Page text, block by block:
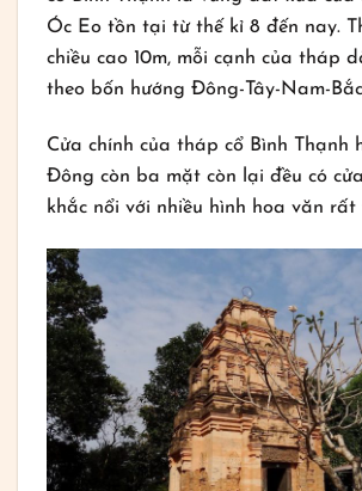
Óc Eo tồn tại từ thế kỉ 8 đến nay.
chiều cao 10m, mỗi cạnh của tháp
theo bốn hướng Đông-Tây-Nam-
Cửa chính của tháp cổ Bình Thạnh
Đông còn ba mặt còn lại đều có
khắc nổi với nhiều hình hoa văn rất